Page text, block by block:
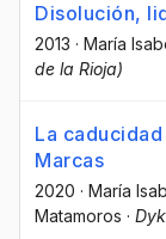
Disolución,
2013 · María
de la Rioja)
La
Marcas
2020 · María
Matamoros ·